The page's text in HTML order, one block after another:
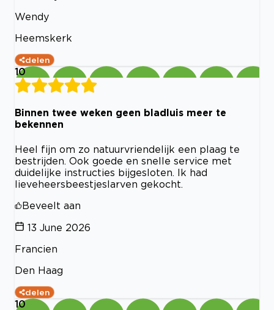
Wendy
Heemskerk
delen
10
Binnen twee weken geen bladluis meer te
bekennen
Heel fijn om zo natuurvriendelijk een plaag te
bestrijden. Ook goede en snelle service met
duidelijke instructies bijgesloten. Ik had
lieveheersbeestjeslarven gekocht.
Beveelt aan
13 June 2026
Francien
Den Haag
delen
10